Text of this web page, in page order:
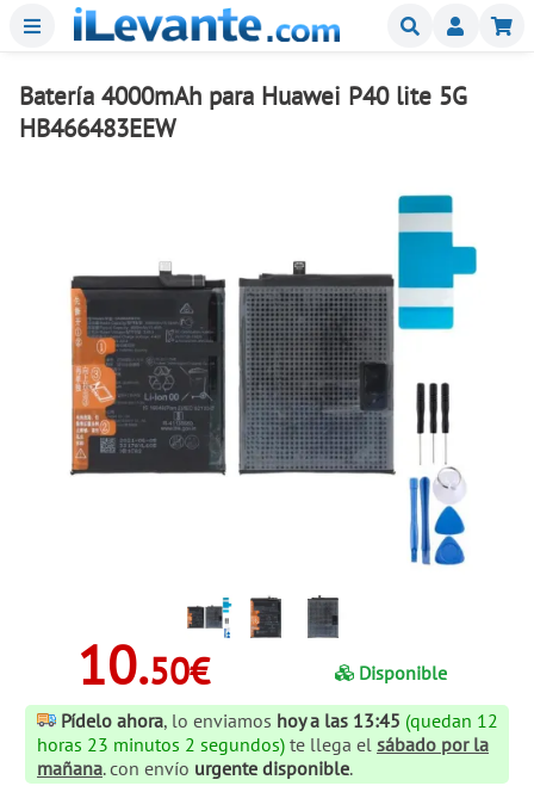
Menu Buscar
Batería 4000mAh para Huawei P40 lite 5G
HB466483EEW
10.50€
Disponible
Pídelo ahora, lo enviamos hoy a las 13:45 (quedan 12
horas 23 minutos 2 segundos) te llega el sábado por la
mañana. con envío urgente disponible.